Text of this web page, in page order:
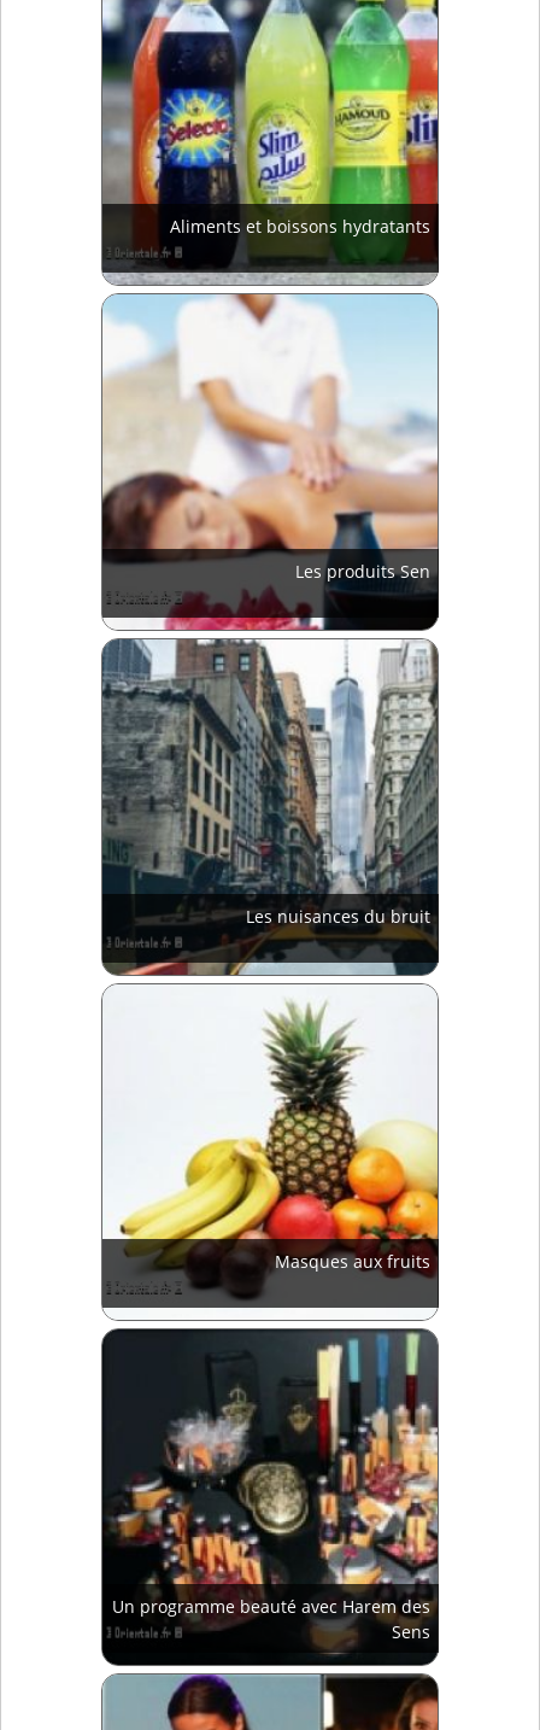
Aliments et boissons hydratants
Les produits Sen
Les nuisances du bruit
Masques aux fruits
Un programme beauté avec Harem des
Sens